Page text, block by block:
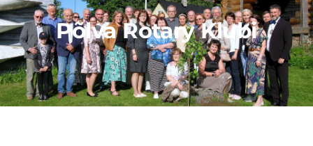
Põlva Rotary Klubi